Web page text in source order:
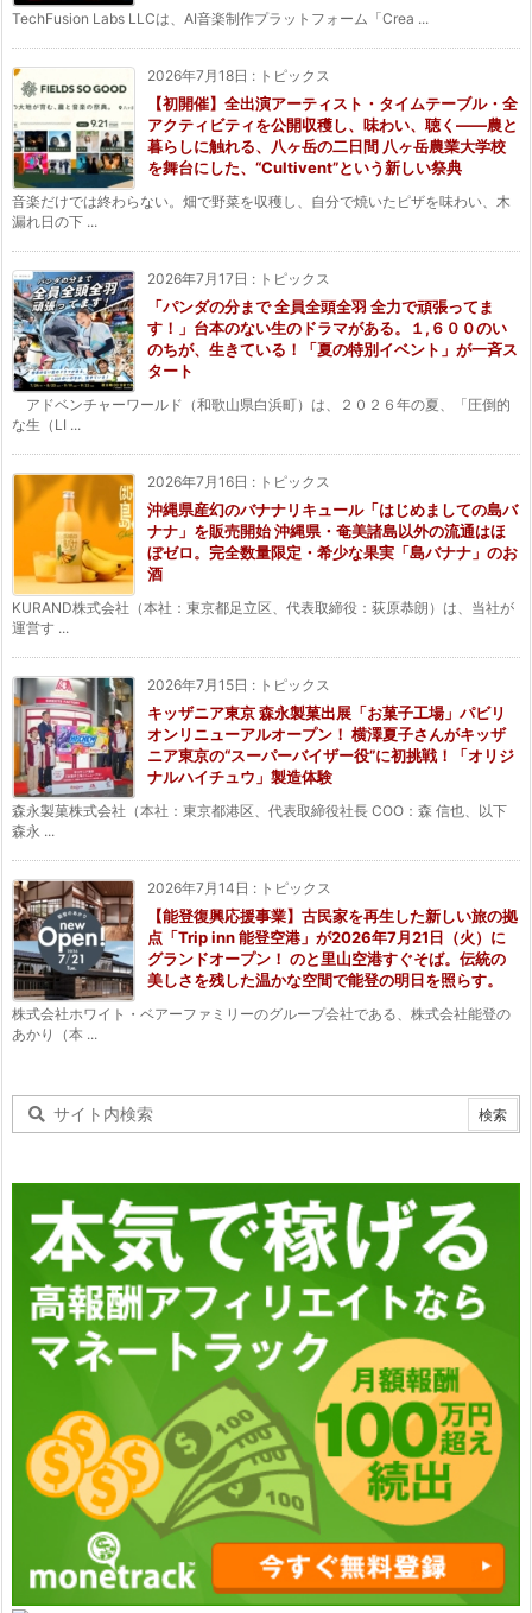
TechFusion Labs LLCは、AI音楽制作プラットフォーム「Crea ...
2026年7月18日 : トピックス
【初開催】全出演アーティスト・タイムテーブル・全
アクティビティを公開収穫し、味わい、聴く——農と
暮らしに触れる、八ヶ岳の二日間 八ヶ岳農業大学校
を舞台にした、“Cultivent”という新しい祭典
音楽だけでは終わらない。畑で野菜を収穫し、自分で焼いたピザを味わい、木
漏れ日の下 ...
2026年7月17日 : トピックス
「パンダの分まで 全員全頭全羽 全力で頑張ってま
す！」台本のない生のドラマがある。１,６００のい
のちが、生きている！「夏の特別イベント」が一斉ス
タート
アドベンチャーワールド（和歌山県白浜町）は、２０２６年の夏、「圧倒的
な生（LI ...
2026年7月16日 : トピックス
沖縄県産幻のバナナリキュール「はじめましての島バ
ナナ」を販売開始 沖縄県・奄美諸島以外の流通はほ
ぼゼロ。完全数量限定・希少な果実「島バナナ」のお
酒
KURAND株式会社（本社：東京都足立区、代表取締役：荻原恭朗）は、当社が
運営す ...
2026年7月15日 : トピックス
キッザニア東京 森永製菓出展「お菓子工場」パビリ
オンリニューアルオープン！ 横澤夏子さんがキッザ
ニア東京の“スーパーバイザー役”に初挑戦！「オリジ
ナルハイチュウ」製造体験
森永製菓株式会社（本社：東京都港区、代表取締役社長 COO：森 信也、以下
森永 ...
2026年7月14日 : トピックス
【能登復興応援事業】古民家を再生した新しい旅の拠
点「Trip inn 能登空港」が2026年7月21日（火）に
グランドオープン！ のと里山空港すぐそば。伝統の
美しさを残した温かな空間で能登の明日を照らす。
株式会社ホワイト・ベアーファミリーのグループ会社である、株式会社能登の
あかり（本 ...